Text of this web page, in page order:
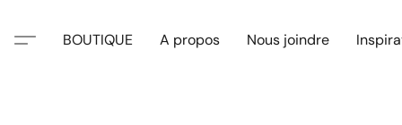
BOUTIQUE A propos Nous joindre